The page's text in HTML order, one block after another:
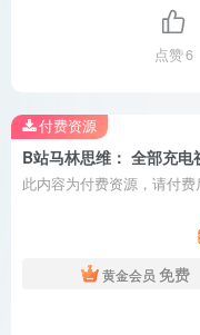
点赞6
B站马林思维： 全部充
此内容为付费资源，请付费
黄金会员 免费
付费资源